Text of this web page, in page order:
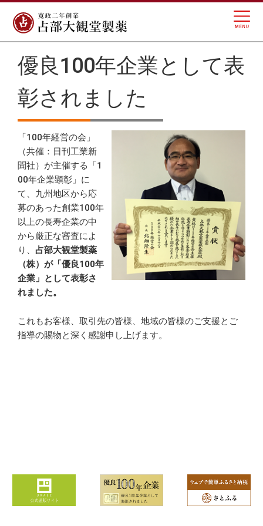
優良100年企業として表
彰されました
「100年経営の会」
（共催：日刊工業新
聞社）が主催する「1
00年企業顕彰」に
て、九州地区から応
募のあった創業100年
以上の長寿企業の中
から厳正な審査によ
り、占部大観堂製薬
（株）が「優良100年
企業」として表彰さ
れました。
これもお客様、取引先の皆様、地域の皆様のご支援とご
指導の賜物と深く感謝申し上げます。